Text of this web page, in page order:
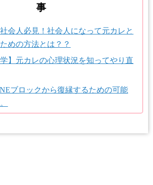
事
会人必見！社会人になって元カレと
めの方法とは？？
学】元カレの心理状況を知ってやり直
ブロックから復縁するための可能